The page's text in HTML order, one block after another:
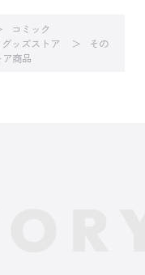
コミック
ッズストア
その
商品